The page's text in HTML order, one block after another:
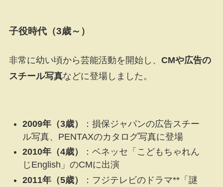
子役時代（3歳～）
非常に幼い頃から芸能活動を開始し、 CMや広告の
スチール写真などに登場しました。
2009年（3歳）
：損保ジャパンの広告スチー
ル写真、PENTAXのカタログ写真に登場
2010年（4歳）
：ベネッセ「こどもちゃれん
じEnglish」のCMに出演
2011年（5歳）
：フジテレビのドラマ**「謎